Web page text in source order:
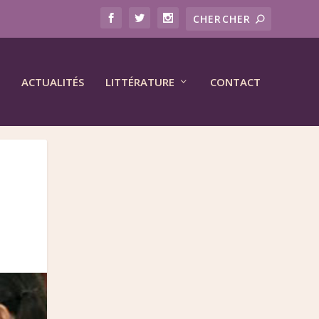
ACTUALITÉS LITTÉRATURE CONTACT